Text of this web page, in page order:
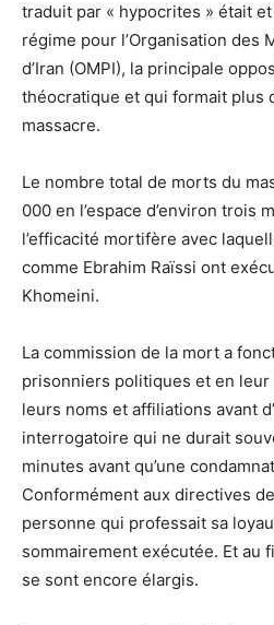
traduit par « hypocrites » était
régime pour l’Organisation des
d’Iran (OMPI), la principale
théocratique et qui formait plus
massacre.
Le nombre total de morts du
000 en l’espace d’environ trois
l’efficacité mortifère avec
comme Ebrahim Raïssi ont
Khomeini.
La commission de la mort a
prisonniers politiques et en leur
leurs noms et affiliations avant
interrogatoire qui ne durait
minutes avant qu’une
Conformément aux directives
personne qui professait sa
sommairement exécutée. Et au
se sont encore élargis.